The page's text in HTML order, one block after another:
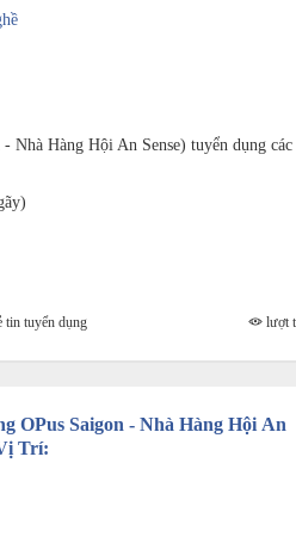
Nhà Hàng Hội An Sense) tuyển dụng
tin tuyển dụng lượt
OPus Saigon - Nhà Hàng Hội An
Trí: